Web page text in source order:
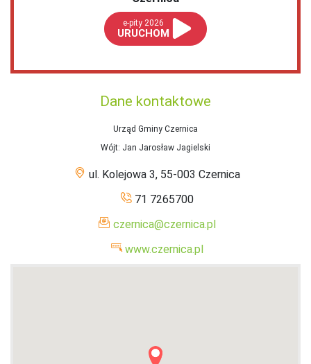
e-pity 2026
URUCHOM
Dane kontaktowe
Urząd Gminy Czernica
Wójt: Jan Jarosław Jagielski
ul. Kolejowa 3, 55-003 Czernica
71 7265700
czernica@czernica.pl
www.czernica.pl